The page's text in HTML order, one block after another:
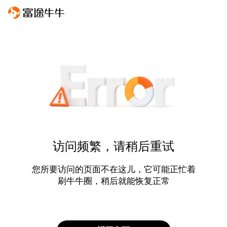
访问频繁，请稍后重试
您所要访问的页面不在这儿，它可能正忙着
刷牛牛圈，稍后就能恢复正常